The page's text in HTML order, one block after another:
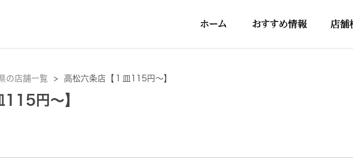
の店舗一覧 > 高松六条店【１皿115円～】
115円～】